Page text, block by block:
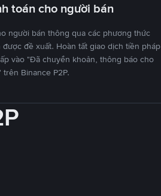
toán cho người bán
người bán thông qua các phương thức
được đề xuất. Hoàn tất giao dịch tiền pháp
vào "Đã chuyển khoản, thông báo cho
trên Binance P2P.